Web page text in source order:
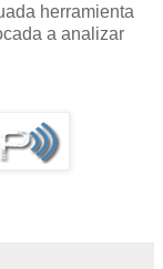
herramienta
a analizar